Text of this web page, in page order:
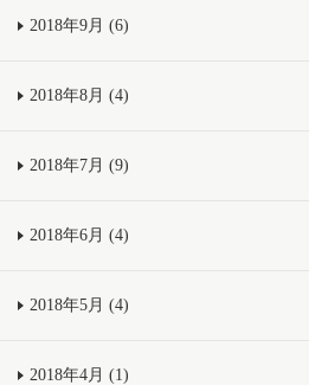
2018年9月 (6)
2018年8月 (4)
2018年7月 (9)
2018年6月 (4)
2018年5月 (4)
2018年4月 (1)